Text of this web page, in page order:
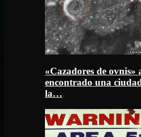
«Cazadores de
encontrado una
la…